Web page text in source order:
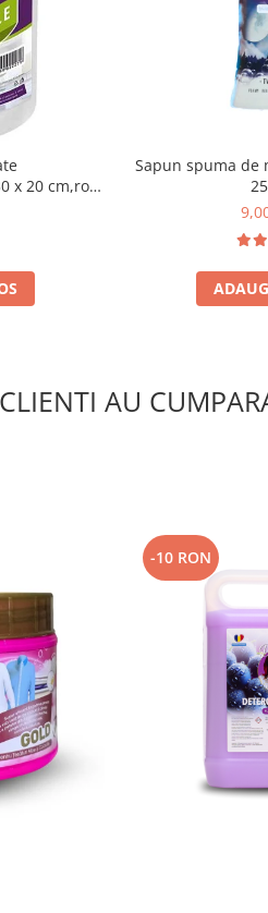
x 20 cm,rola
Sapun spuma de
AU
-10 RON